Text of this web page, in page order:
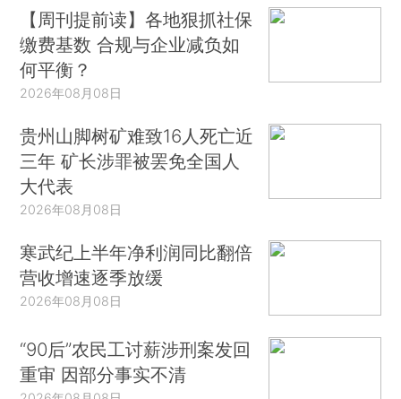
【周刊提前读】各地狠抓社保
缴费基数 合规与企业减负如
何平衡？
2026年08月08日
贵州山脚树矿难致16人死亡近
三年 矿长涉罪被罢免全国人
大代表
2026年08月08日
寒武纪上半年净利润同比翻倍
营收增速逐季放缓
2026年08月08日
“90后”农民工讨薪涉刑案发回
重审 因部分事实不清